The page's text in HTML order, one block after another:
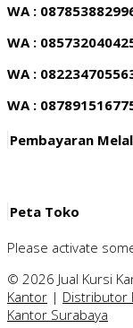
WA :
WA :
WA :
WA :
Pembayaran
Peta Toko
Please activate
© 2026 Jual Kursi
Kantor | Distributor
Kantor Surabaya